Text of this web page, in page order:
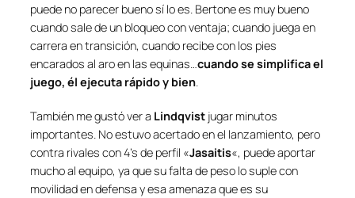
puede no parecer bueno sí lo es. Bertone es muy bueno
cuando sale de un bloqueo con ventaja; cuando juega en
carrera en transición, cuando recibe con los pies
encarados al aro en las equinas…cuando se simplifica el
juego, él ejecuta rápido y bien.
También me gustó ver a Lindqvist jugar minutos
importantes. No estuvo acertado en el lanzamiento, pero
contra rivales con 4’s de perfil «Jasaitis«, puede aportar
mucho al equipo, ya que su falta de peso lo suple con
movilidad en defensa y esa amenaza que es su